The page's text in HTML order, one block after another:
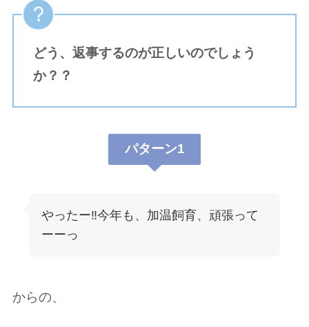
どう、返事するのが正しいのでしょう
か？？
パターン1
やったー‼️今年も、加温飼育、頑張って
ーーっ
からの、